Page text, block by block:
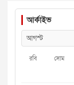
আর্কাইভ
রবি সোম